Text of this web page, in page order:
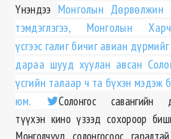
Үнэндээ Монголын Дөрвөлжин
тэмдэглэгээ, Монголын
үсгээс галиг бичиг авиан
дараа шууд хуулан авсан
үсгийн талаар ч та бүхэн мэдэж
юм.
Солонгос савангийн
түүхэн кино үзээд сохороор
Монголчууд солонгосоос